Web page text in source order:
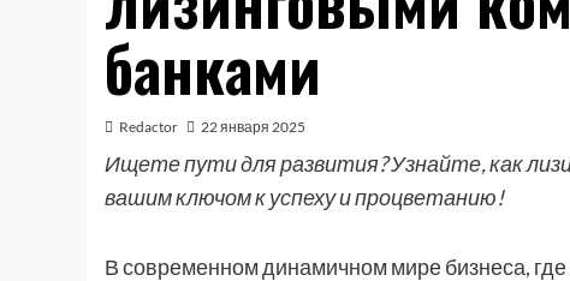
банками
Redactor 22 января 2025
Ищете пути для развития? Узнайте, как
вашим ключом к успеху и процветанию!
В современном динамичном мире бизнеса,